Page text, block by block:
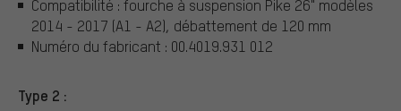
Compatibilité : fourche à suspension Pike 26" modèles
2014 - 2017 (A1 - A2), débattement de 120 mm
Numéro du fabricant : 00.4019.931 012
Type 2 :